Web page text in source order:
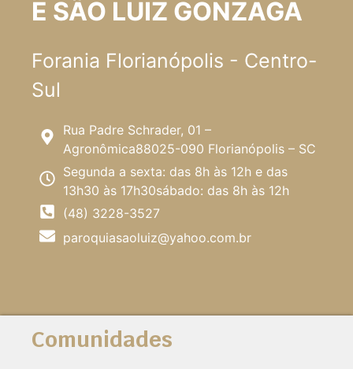
E SÃO LUIZ GONZAGA
Forania Florianópolis - Centro-
Sul
Rua Padre Schrader, 01 –
Agronômica88025-090 Florianópolis – SC
Segunda a sexta: das 8h às 12h e das
13h30 às 17h30sábado: das 8h às 12h
(48) 3228-3527
paroquiasaoluiz@yahoo.com.br
Comunidades